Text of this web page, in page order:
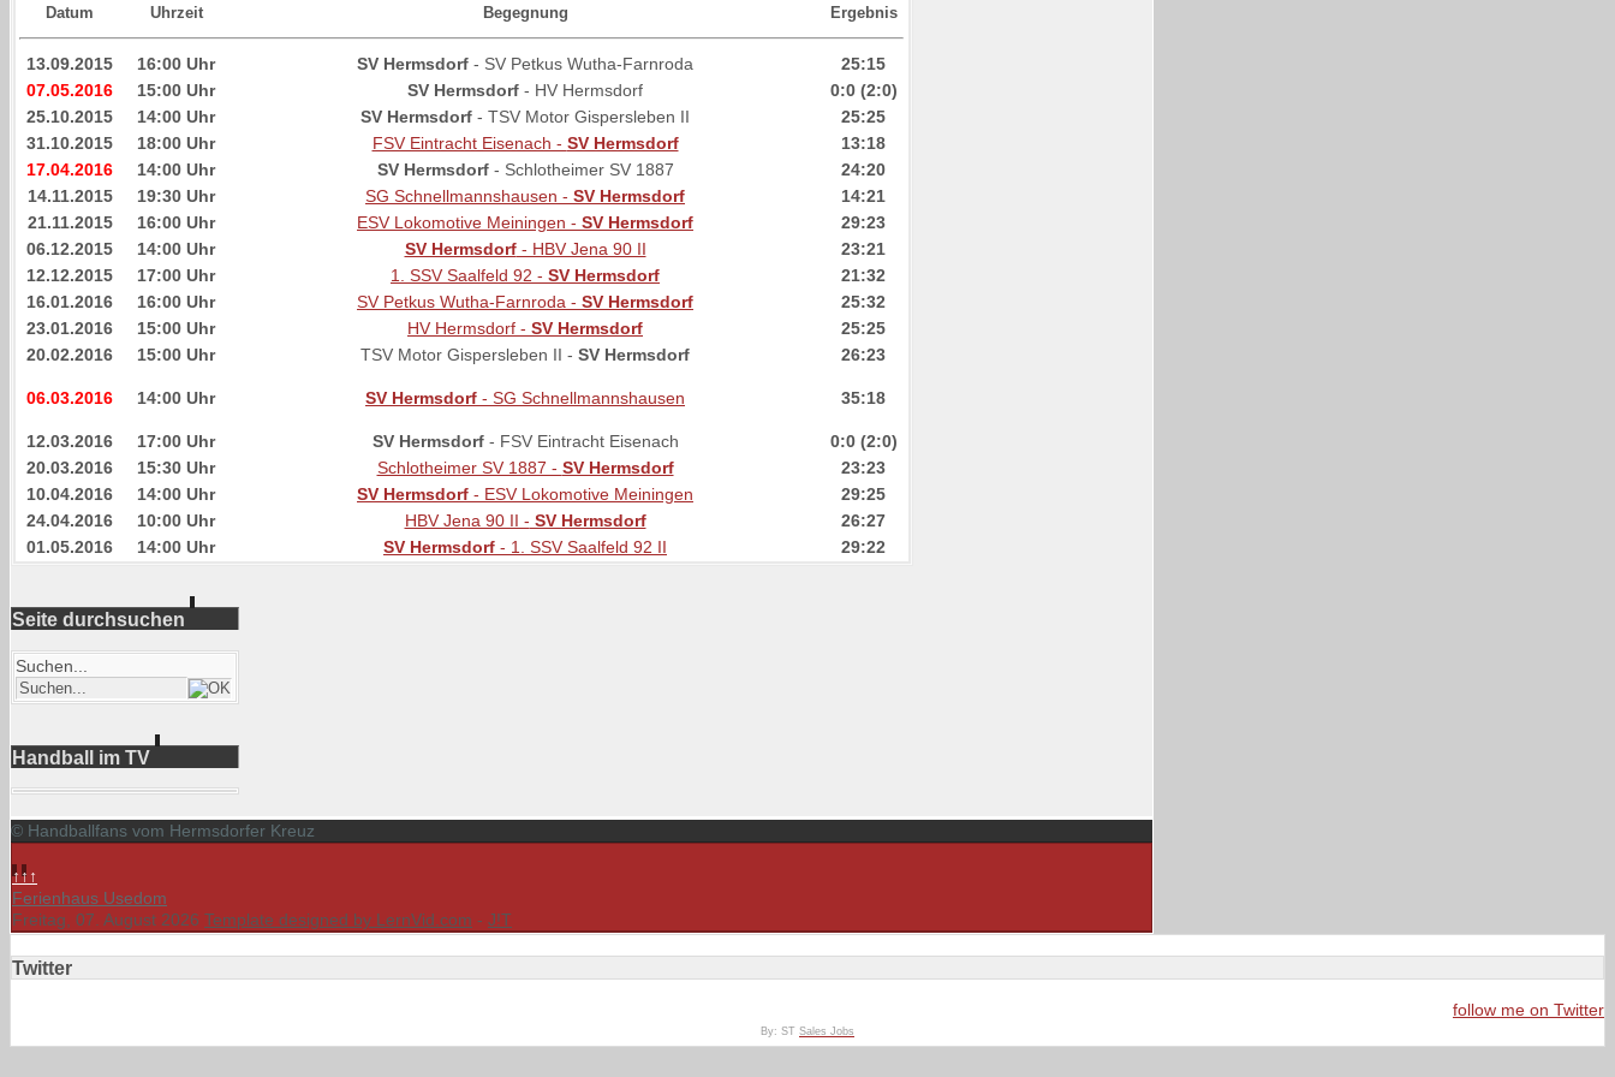
Datum Uhrzeit Begegnung Ergebnis
13.09.2015 16:00 Uhr SV Hermsdorf - SV Petkus Wutha-Farnroda
25:15
07.05.2016
15:00 Uhr SV Hermsdorf - HV Hermsdorf
0:0 (2:0)
25.10.2015
14:00 Uhr SV Hermsdorf - TSV Motor Gispersleben II
25:25
31.10.2015
18:00 Uhr FSV Eintracht Eisenach - SV Hermsdorf
13:18
17.04.2016
14:00 Uhr SV Hermsdorf- Schlotheimer SV 1887
24:20
14.11.2015
19:30 Uhr SG Schnellmannshausen - SV Hermsdorf
14:21
21.11.2015
16:00 Uhr ESV Lokomotive Meiningen - SV Hermsdorf
29:23
06.12.2015
14:00 Uhr SV Hermsdorf- HBV Jena 90 II
23:21
12.12.2015
17:00 Uhr 1. SSV Saalfeld 92 - SV Hermsdorf
21:32
16.01.2016
16:00 Uhr SV Petkus Wutha-Farnroda - SV Hermsdorf
25:32
23.01.2016
15:00 Uhr HV Hermsdorf - SV Hermsdorf
25:25
20.02.2016
15:00 Uhr TSV Motor Gispersleben II - SV Hermsdorf 26:23
06.03.2016 14:00 Uhr SV Hermsdorf - SG Schnellmannshausen 35:18
12.03.2016 17:00 Uhr SV Hermsdorf- FSV Eintracht Eisenach
0:0 (2:0)
20.03.2016
15:30 Uhr Schlotheimer SV 1887 - SV Hermsdorf
23:23
10.04.2016
14:00 Uhr SV Hermsdorf - ESV Lokomotive Meiningen
29:25
24.04.2016
10:00 Uhr HBV Jena 90 II - SV Hermsdorf
26:27
01.05.2016
14:00 Uhr SV Hermsdorf - 1. SSV Saalfeld 92 II 29:22
Seite durchsuchen
Suchen...
Handball im TV
© Handballfans vom Hermsdorfer Kreuz
↑↑↑
Ferienhaus Usedom
Freitag, 07. August 2026 Template designed by LernVid.com - J!T
Twitter
follow me on Twitter
By: ST Sales Jobs